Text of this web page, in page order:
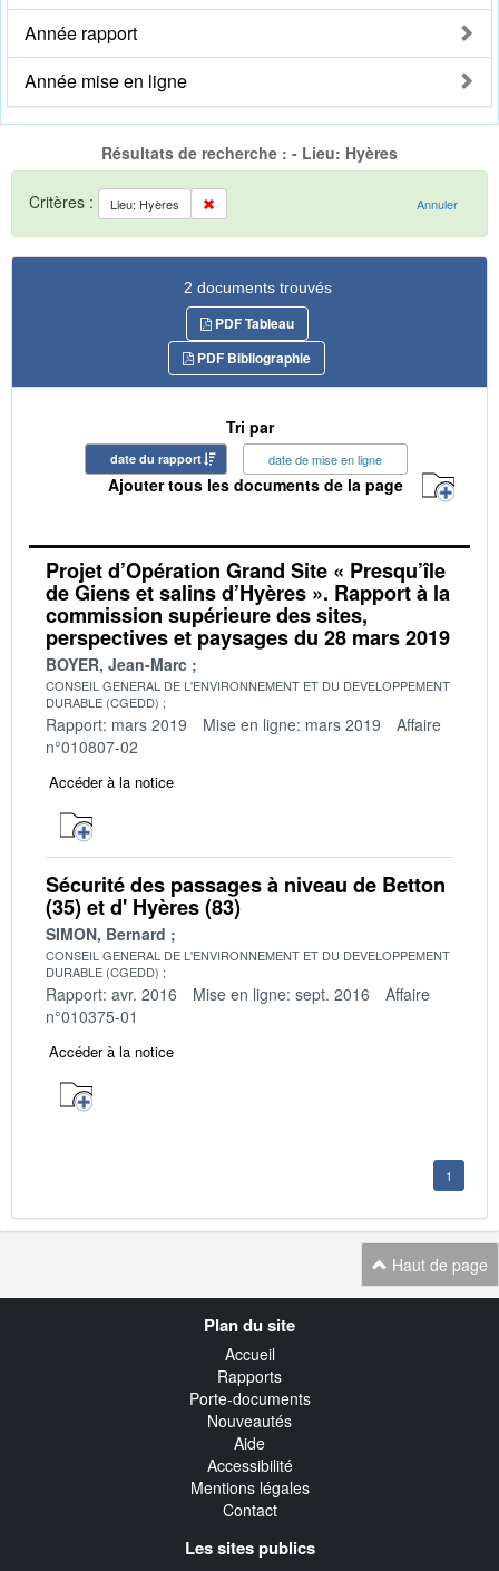
Année rapport
Année mise en ligne
Résultats de recherche : - Lieu: Hyères
Critères : Lieu: Hyères Annuler
2 documents trouvés
PDF Tableau
PDF Bibliographie
Tri par
date du rapport date de mise en ligne
Ajouter tous les documents de la page
Projet d’Opération Grand Site « Presqu’île
de Giens et salins d’Hyères ». Rapport à la
commission supérieure des sites,
perspectives et paysages du 28 mars 2019
BOYER, Jean-Marc
CONSEIL GENERAL DE L'ENVIRONNEMENT ET DU DEVELOPPEMENT
DURABLE (CGEDD)
Rapport: mars 2019 Mise en ligne: mars 2019
Affaire
n°010807-02
Accéder à la notice
Sécurité des passages à niveau de Betton
(35) et d' Hyères (83)
SIMON, Bernard
CONSEIL GENERAL DE L'ENVIRONNEMENT ET DU DEVELOPPEMENT
DURABLE (CGEDD)
Rapport: avr. 2016 Mise en ligne: sept. 2016
Affaire
n°010375-01
Accéder à la notice
1
Haut de page
Plan du site
Accueil
Rapports
Porte-documents
Nouveautés
Aide
Accessibilité
Mentions légales
Contact
Les sites publics